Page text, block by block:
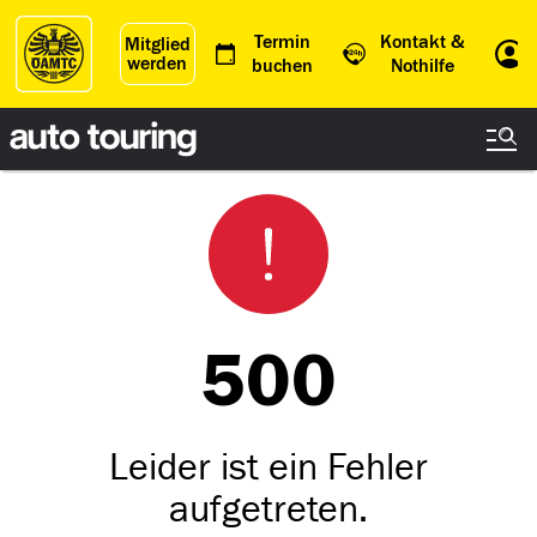
Mitglied
werden
Termin
buchen
Kontakt &
Nothilfe
500
Leider ist ein Fehler
aufgetreten.